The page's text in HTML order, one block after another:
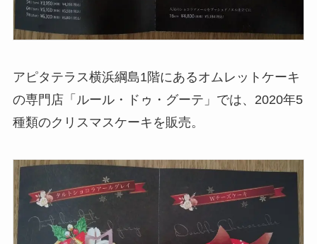
アピタテラス横浜綱島1階にあるオムレットケーキ
の専門店「ルール・ドゥ・グーテ」では、2020年5
種類のクリスマスケーキを販売。